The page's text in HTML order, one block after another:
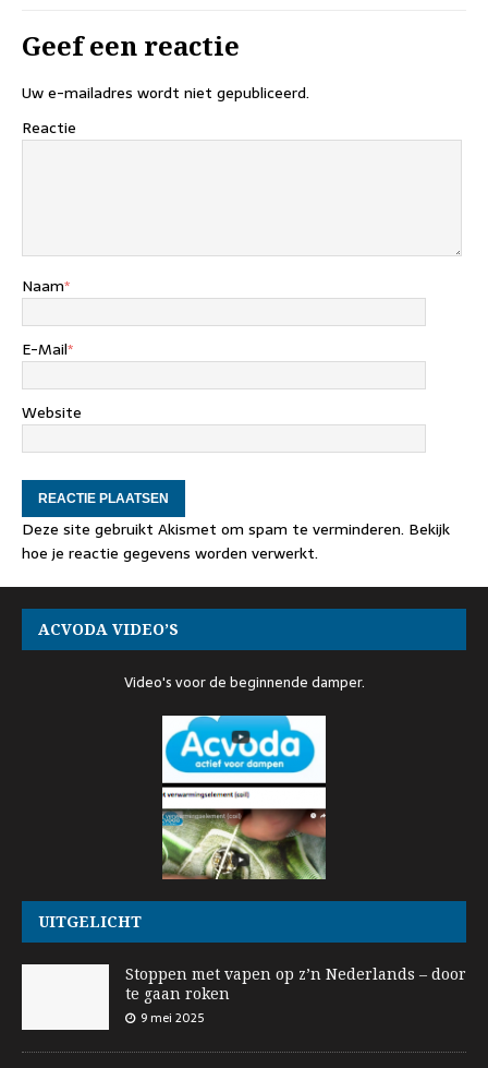
Geef een reactie
Uw e-mailadres wordt niet gepubliceerd.
Reactie
Naam*
E-Mail*
Website
Deze site gebruikt Akismet om spam te verminderen. Bekijk
hoe je reactie gegevens worden verwerkt.
ACVODA VIDEO’S
Video's voor de beginnende damper.
UITGELICHT
Stoppen met vapen op z’n Nederlands – door
te gaan roken
9 mei 2025